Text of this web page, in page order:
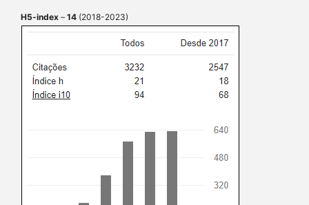
H5-index – 14 (2018-2023)